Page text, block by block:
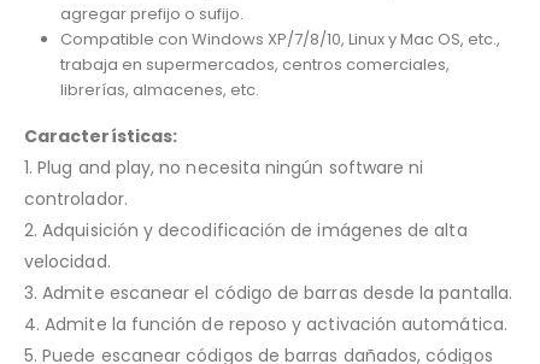
agregar prefijo o sufijo.
Compatible con Windows XP/7/8/10, Linux y Mac OS, etc.,
trabaja en supermercados, centros comerciales,
librerías, almacenes, etc.
Características:
1. Plug and play, no necesita ningún software ni
controlador.
2. Adquisición y decodificación de imágenes de alta
velocidad.
3. Admite escanear el código de barras desde la pantalla.
4. Admite la función de reposo y activación automática.
5. Puede escanear códigos de barras dañados, códigos